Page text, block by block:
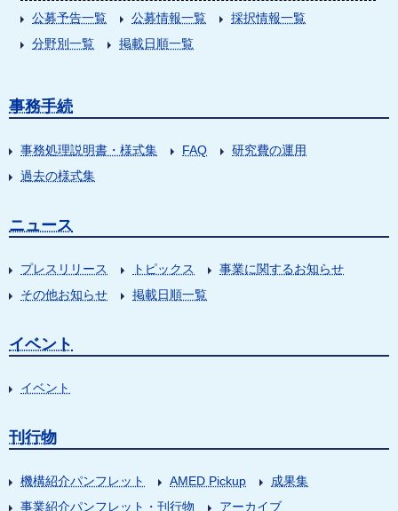
公募予告一覧
公募情報一覧
採択情報一覧
分野別一覧
掲載日順一覧
事務手続
事務処理説明書・様式集 FAQ
研究費の運用
過去の様式集
ニュース
プレスリリース トピックス
事業に関するお知らせ
その他お知らせ
掲載日順一覧
イベント
イベント
刊行物
機構紹介パンフレット AMED Pickup
成果集
事業紹介パンフレット・刊行物
アーカイブ